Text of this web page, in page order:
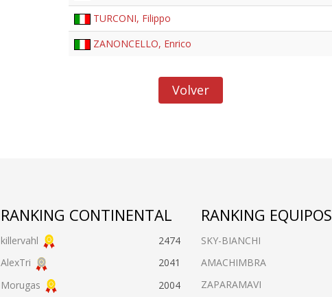
TURCONI, Filippo
ZANONCELLO, Enrico
Volver
RANKING CONTINENTAL
killervahl
2474
AlexTri
2041
Morugas
2004
RANKING EQUIPOS
SKY-BIANCHI
AMACHIMBRA
ZAPARAMAVI